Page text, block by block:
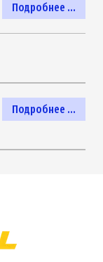
Подробнее ...
Подробнее ...